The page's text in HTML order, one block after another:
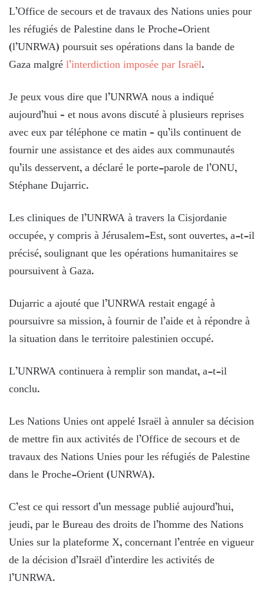
L’Office de secours et de travaux des Nations unies pour
les réfugiés de Palestine dans le Proche-Orient
(l’UNRWA) poursuit ses opérations dans la bande de
Gaza malgrél’interdiction imposée par Israël.
Je peux vous dire que l’UNRWA nous a indiqué
aujourd’hui – et nous avons discuté à plusieurs reprises
avec eux par téléphone ce matin – qu’ils continuent de
fournir une assistance et des aides aux communautés
qu’ils desservent, a déclaré le porte-parole de l’ONU,
Stéphane Dujarric.
Les cliniques de l’UNRWA à travers la Cisjordanie
occupée, y compris à Jérusalem-Est, sont ouvertes, a-t-il
précisé, soulignant que les opérations humanitaires se
poursuivent à Gaza.
Dujarric a ajouté que l’UNRWA restait engagé à
poursuivre sa mission, à fournir de l’aide et à répondre à
la situation dans le territoire palestinien occupé.
L’UNRWA continuera à remplir son mandat, a-t-il
conclu.
Les Nations Unies ont appelé Israël à annuler sa décision
de mettre fin aux activités de l’Office de secours et de
travaux des Nations Unies pour les réfugiés de Palestine
dans le Proche-Orient (UNRWA).
C’est ce qui ressort d’un message publié aujourd’hui,
jeudi, par le Bureau des droits de l’homme des Nations
Unies sur la plateforme X, concernant l’entrée en vigueur
de la décision d’Israël d’interdire les activités de
l’UNRWA.